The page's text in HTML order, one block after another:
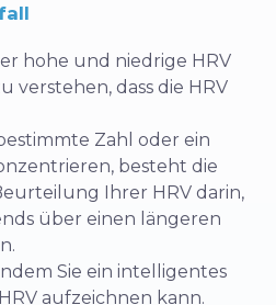
hohe und niedrige HRV
verstehen, dass die HRV
Zahl oder ein
besteht die
Ihrer HRV darin,
über einen längeren
Sie ein intelligentes
aufzeichnen kann.